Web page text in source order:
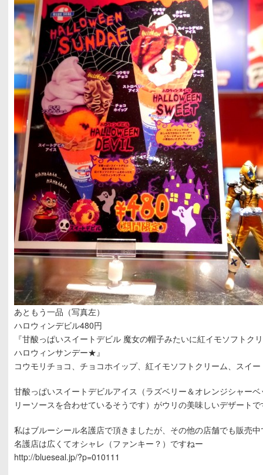
あともう一品（写真左）
ハロウィンデビル480円
『甘酸っぱいスイートデビル 魔女の帽子みたいに紅イモソフトク
ハロウィンサンデー★』
コウモリチョコ、チョコホイップ、紅イモソフトクリーム、スイ
甘酸っぱいスイートデビルアイス（ラズベリー＆オレンジシャー
リーソースを合わせているそうです）がウリの美味しいデザート
私はブルーシール名護店で頂きましたが、その他の店舗でも販売
名護店は広くてオシャレ（ファンキー？）ですねー
http://blueseal.jp/?p=010111